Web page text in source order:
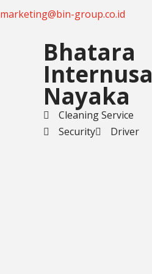
marketing@bin-group.co.id
Bhatara
Internusa
Nayaka
Cleaning Service
Security
Driver